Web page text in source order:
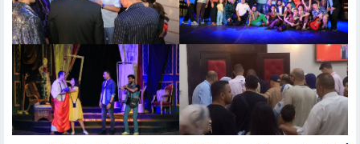
إيهاب فهمي يشهد عرض التياترو قبل مشاركته بالمهرجان القومي
للمسرح
الفيلم الفلسطيني بلياتشو غزة يعرض لأول مرة في ملتقى
أولادنا لفنون ذوي القدرات الخاصة